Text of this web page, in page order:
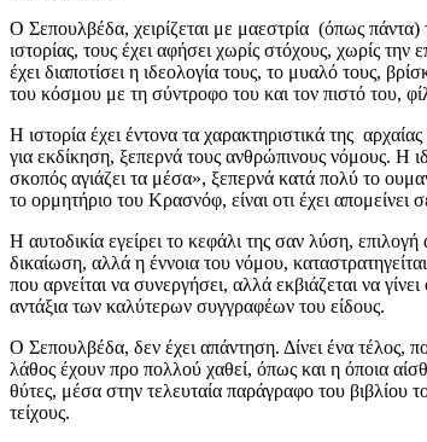
Ο Σεπουλβέδα, χειρίζεται με μαεστρία (όπως
ιστορίας, τους έχει αφήσει χωρίς στόχους, χωρίς
έχει διαποτίσει η ιδεολογία τους, το μυαλό τους,
του κόσμου με τη σύντροφο του και τον πιστό του,
Η ιστορία έχει έντονα τα χαρακτηριστικά της
για εκδίκηση, ξεπερνά τους ανθρώπινους νόμους. Η
σκοπός αγιάζει τα μέσα», ξεπερνά κατά πολύ το
το ορμητήριο του Κρασνόφ, είναι οτι έχει
Η αυτοδικία εγείρει το κεφάλι της σαν λύση,
δικαίωση, αλλά η έννοια του νόμου,
που αρνείται να συνεργήσει, αλλά εκβιάζεται να
αντάξια των καλύτερων συγγραφέων του είδους.
Ο Σεπουλβέδα, δεν έχει απάντηση. Δίνει ένα τέλος,
λάθος έχουν προ πολλού χαθεί, όπως και η όποια
θύτες, μέσα στην τελευταία παράγραφο του βιβλίου
τείχους.